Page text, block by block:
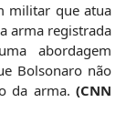
militar que atua
arma registrada
abordagem
Bolsonaro não
da arma. (CNN